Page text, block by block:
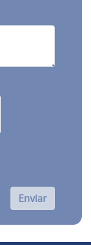
Enviar